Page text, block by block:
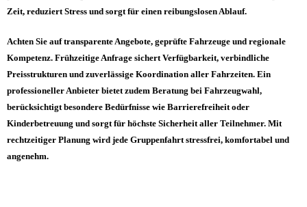
Zeit, reduziert Stress und sorgt für einen reibungslosen Ablauf.
Achten Sie auf transparente Angebote, geprüfte Fahrzeuge und regionale
Kompetenz. Frühzeitige Anfrage sichert Verfügbarkeit, verbindliche
Preisstrukturen und zuverlässige Koordination aller Fahrzeiten. Ein
professioneller Anbieter bietet zudem Beratung bei Fahrzeugwahl,
berücksichtigt besondere Bedürfnisse wie Barrierefreiheit oder
Kinderbetreuung und sorgt für höchste Sicherheit aller Teilnehmer. Mit
rechtzeitiger Planung wird jede Gruppenfahrt stressfrei, komfortabel und
angenehm.